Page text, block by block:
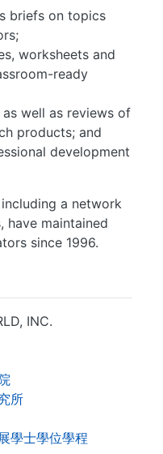
briefs on topics
worksheets and
ready
well as reviews of
products; and
development
a network
have maintained
since 1996.
INC.
所
學士學位學程